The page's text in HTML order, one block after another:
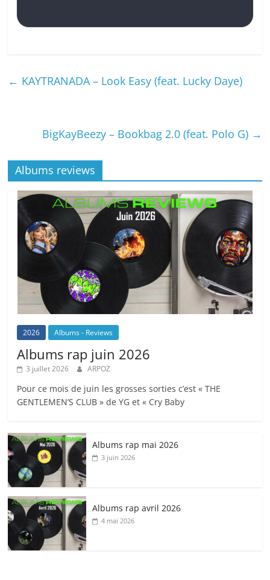
← KAYTRANADA – Look Easy (feat. Lucky Daye)
BigKayBeezy – Bookbag 2.0 (feat. Polo G) →
Albums reviews
2026 Albums - Reviews
Albums rap juin 2026
3 juillet 2026 ARPOZ
Pour ce mois de juin les grosses sorties c’est « THE
GENTLEMEN’S CLUB » de YG et « Cry Baby
Albums rap mai 2026
3 juin 2026
Albums rap avril 2026
4 mai 2026